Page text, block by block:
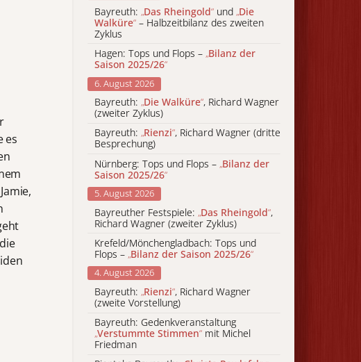
es
Bayreuth: „Das Rheingold“ und „Die
Walküre“ – Halbzeitbilanz des zweiten
Zyklus
Hagen: Tops und Flops – „Bilanz der
Saison 2025/26“
6. August 2026
Bayreuth: „Die Walküre“, Richard Wagner
(zweiter Zyklus)
Bayreuth: „Rienzi“, Richard Wagner (dritte
Besprechung)
Nürnberg: Tops und Flops – „Bilanz der
Saison 2025/26“
5. August 2026
Bayreuther Festspiele: „Das Rheingold“,
Richard Wagner (zweiter Zyklus)
Krefeld/Mönchengladbach: Tops und
Flops – „Bilanz der Saison 2025/26“
4. August 2026
Bayreuth: „Rienzi“, Richard Wagner
(zweite Vorstellung)
Bayreuth: Gedenkveranstaltung
„Verstummte Stimmen“ mit Michel
Friedman